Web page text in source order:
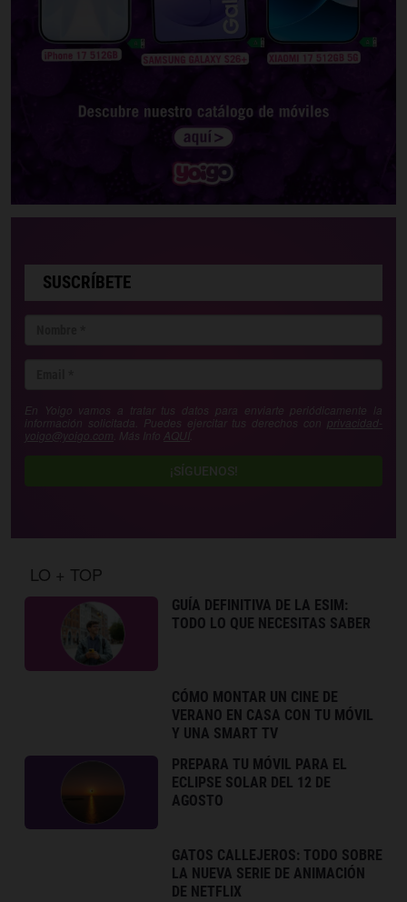
SUSCRÍBETE
En Yoigo vamos a tratar tus datos para enviarte periódicamente la
información solicitada. Puedes ejercitar tus derechos con privacidad-
yoigo@yoigo.com . Más Info AQUÍ
¡SÍGUENOS!
LO + TOP
GUÍA DEFINITIVA DE LA ESIM:
TODO LO QUE NECESITAS SABER
CÓMO MONTAR UN CINE DE
VERANO EN CASA CON TU MÓVIL
Y UNA SMART TV
PREPARA TU MÓVIL PARA EL
ECLIPSE SOLAR DEL 12 DE
AGOSTO
GATOS CALLEJEROS: TODO SOBRE
LA NUEVA SERIE DE ANIMACIÓN
DE NETFLIX